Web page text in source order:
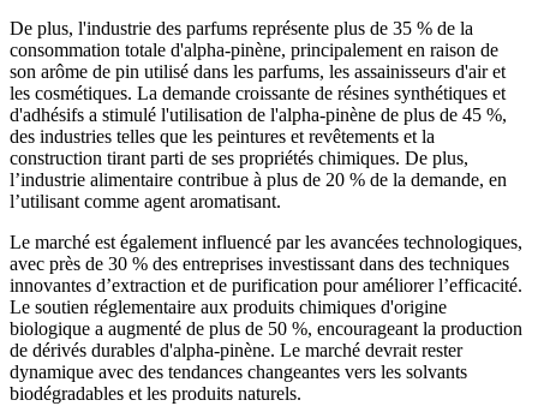
De plus, l'industrie des parfums représente plus de 35 % de la
consommation totale d'alpha-pinène, principalement en raison de
son arôme de pin utilisé dans les parfums, les assainisseurs d'air et
les cosmétiques. La demande croissante de résines synthétiques et
d'adhésifs a stimulé l'utilisation de l'alpha-pinène de plus de 45 %,
des industries telles que les peintures et revêtements et la
construction tirant parti de ses propriétés chimiques. De plus,
l’industrie alimentaire contribue à plus de 20 % de la demande, en
l’utilisant comme agent aromatisant.
Le marché est également influencé par les avancées technologiques,
avec près de 30 % des entreprises investissant dans des techniques
innovantes d’extraction et de purification pour améliorer l’efficacité.
Le soutien réglementaire aux produits chimiques d'origine
biologique a augmenté de plus de 50 %, encourageant la production
de dérivés durables d'alpha-pinène. Le marché devrait rester
dynamique avec des tendances changeantes vers les solvants
biodégradables et les produits naturels.